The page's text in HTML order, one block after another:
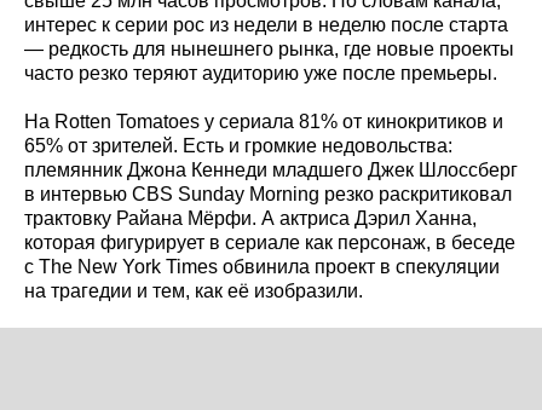
интерес к серии рос из недели в неделю после старта
— редкость для нынешнего рынка, где новые проекты
часто резко теряют аудиторию уже после премьеры.
На Rotten Tomatoes у сериала 81% от кинокритиков и
65% от зрителей. Есть и громкие недовольства:
племянник Джона Кеннеди младшего Джек Шлоссберг
в интервью CBS Sunday Morning резко раскритиковал
трактовку Райана Мёрфи. А актриса Дэрил Ханна,
которая фигурирует в сериале как персонаж, в беседе
с The New York Times обвинила проект в спекуляции
на трагедии и тем, как её изобразили.